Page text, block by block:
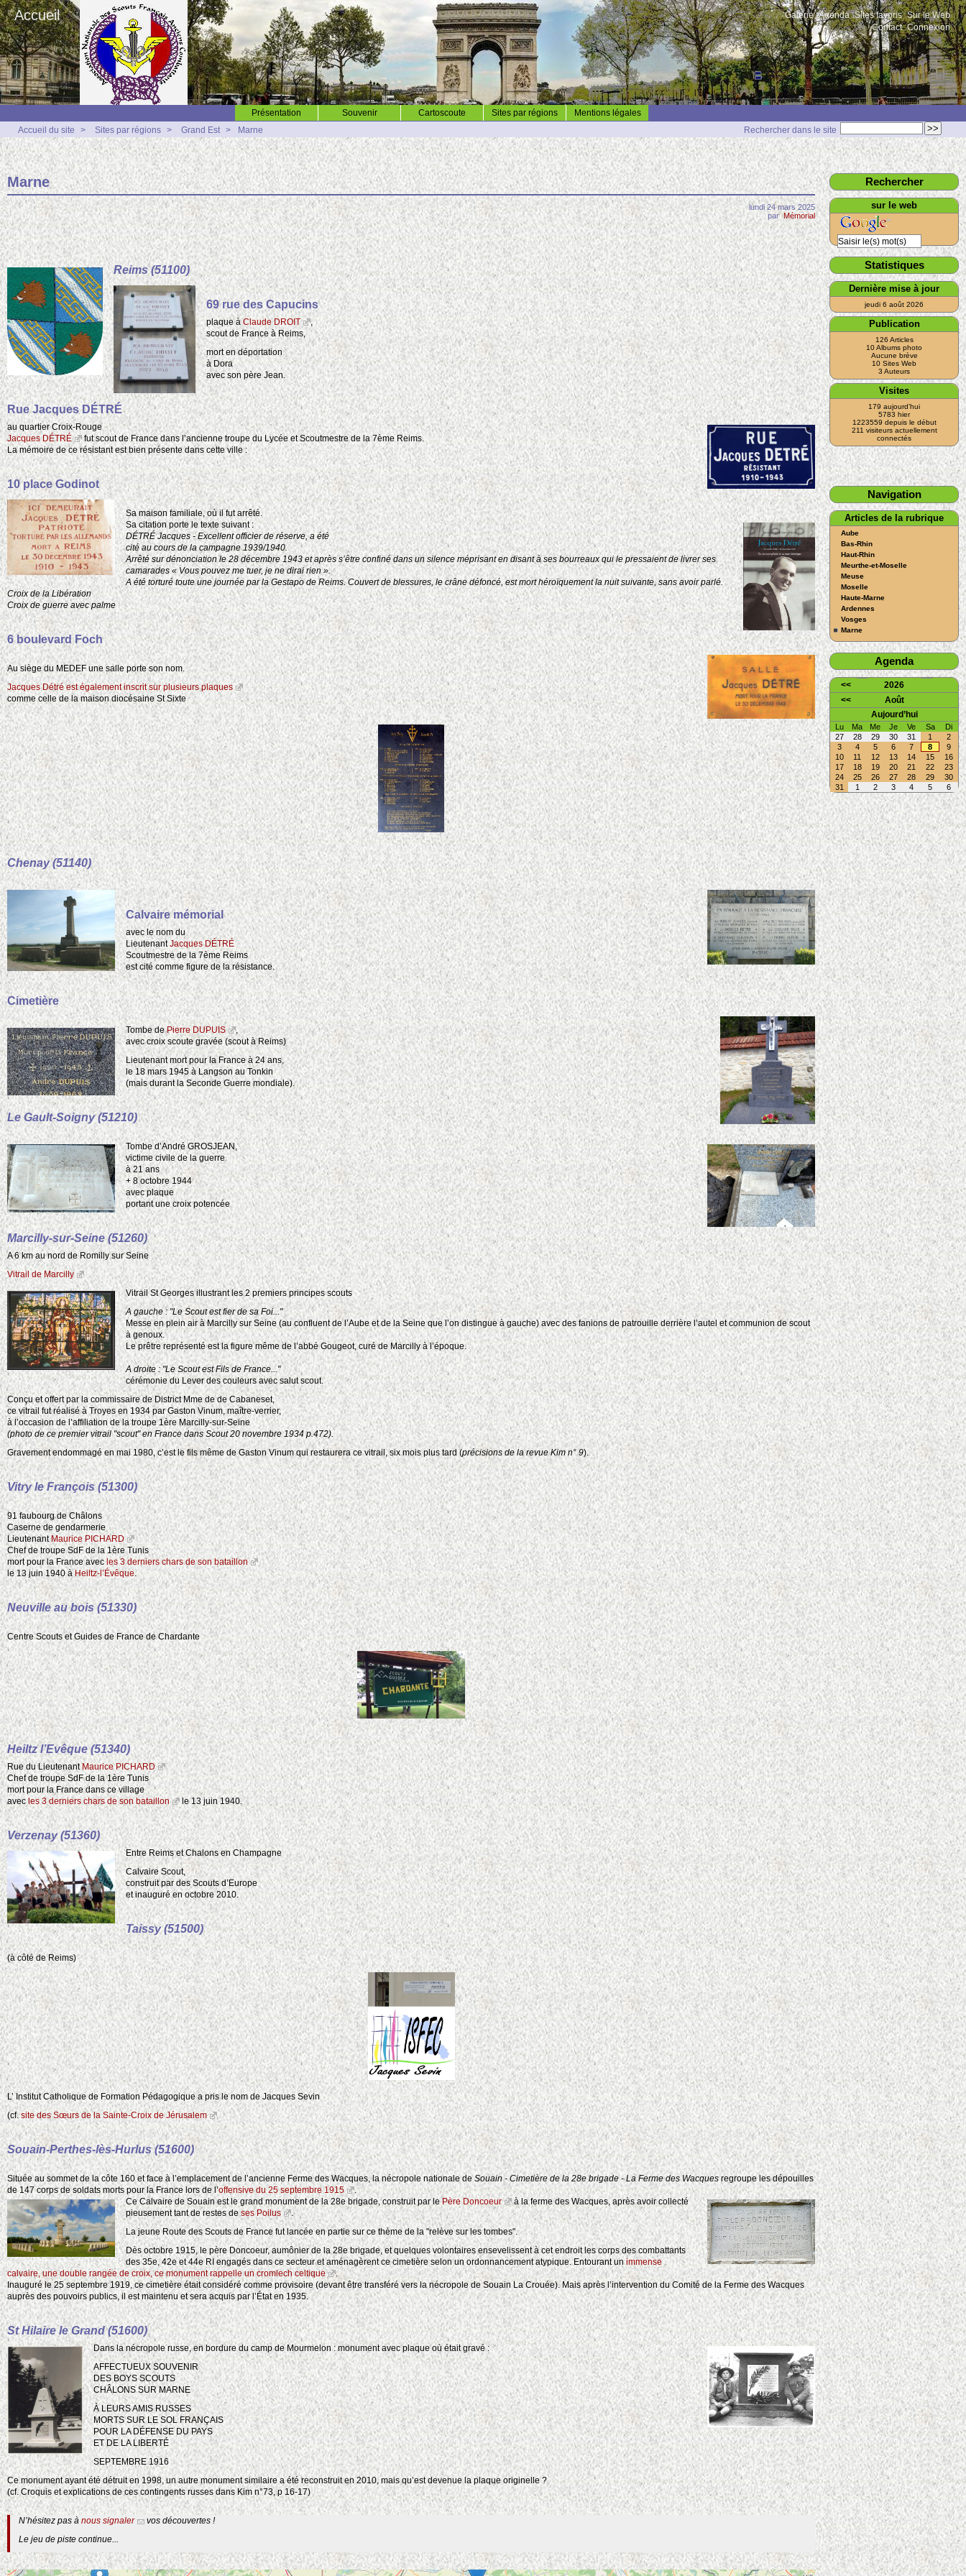
Galerie Agenda Sites favoris Sur le Web
Contact Connexion
Accueil
Présentation Souvenir Cartoscoute Sites par régions
Mentions légales
Rechercher dans le site
Accueil du site > Sites par régions > Grand Est > Marne
Marne
lundi 24 mars 2025
parMémorial
Reims (51100)
69 rue des Capucins
plaque à Claude DROIT
,
scout de France à Reims,
mort en déportation
à Dora
avec son père Jean.
Rue Jacques DÉTRÉ
au quartier Croix-Rouge
Jacques DÉTRÉ
fut scout de France dans l’ancienne troupe du Lycée et Scoutmestre de la 7ème Reims.
La mémoire de ce résistant est bien présente dans cette ville :
10 place Godinot
Sa maison familiale, où il fut arrêté.
Sa citation porte le texte suivant :
DÉTRÉ Jacques - Excellent officier de réserve, a été
cité au cours de la campagne 1939/1940.
Arrêté sur dénonciation le 28 décembre 1943 et après s’être confiné dans un silence méprisant en disant à ses bourreaux qui le pressaient de livrer ses
camarades « Vous pouvez me tuer, je ne dirai rien ».
A été torturé toute une journée par la Gestapo de Reims. Couvert de blessures, le crâne défoncé, est mort héroïquement la nuit suivante, sans avoir parlé.
Croix de la Libération
Croix de guerre avec palme
6 boulevard Foch
Au siège du MEDEF une salle porte son nom.
Jacques Détré est également inscrit sur plusieurs plaques
comme celle de la maison diocésaine St Sixte
Chenay (51140)
Calvaire mémorial
avec le nom du
LieutenantJacques DÉTRÉ
Scoutmestre de la 7ème Reims
est cité comme figure de la résistance.
Cimetière
Tombe dePierre DUPUIS
,
avec croix scoute gravée (scout à Reims)
Lieutenant mort pour la France à 24 ans,
le 18 mars 1945 à Langson au Tonkin
(mais durant la Seconde Guerre mondiale).
Le Gault-Soigny (51210)
Tombe d’André GROSJEAN,
victime civile de la guerre
à 21 ans
+ 8 octobre 1944
avec plaque
portant une croix potencée
Marcilly-sur-Seine (51260)
A 6 km au nord de Romilly sur Seine
Vitrail de Marcilly
Vitrail St Georges illustrant les 2 premiers principes scouts
A gauche : "Le Scout est fier de sa Foi..."
Messe en plein air à Marcilly sur Seine (au confluent de l’Aube et de la Seine que l’on distingue à gauche) avec des fanions de patrouille derrière l’autel et communion de scout
à genoux.
Le prêtre représenté est la figure même de l’abbé Gougeot, curé de Marcilly à l’époque.
A droite : "Le Scout est Fils de France..."
cérémonie du Lever des couleurs avec salut scout.
Conçu et offert par la commissaire de District Mme de de Cabaneset,
ce vitrail fut réalisé à Troyes en 1934 par Gaston Vinum, maître-verrier,
à l’occasion de l’affiliation de la troupe 1ère Marcilly-sur-Seine
(photo de ce premier vitrail "scout" en France dans Scout 20 novembre 1934 p.472).
Gravement endommagé en mai 1980, c’est le fils même de Gaston Vinum qui restaurera ce vitrail, six mois plus tard (précisions de la revue Kim n° 9).
Vitry le François (51300)
91 faubourg de Châlons
Caserne de gendarmerie
Lieutenant Maurice PICHARD
Chef de troupe SdF de la 1ère Tunis
mort pour la France avec les 3 derniers chars de son bataillon
le 13 juin 1940 àHeiltz-l’Évêque.
Neuville au bois (51330)
Centre Scouts et Guides de France de Chardante
Heiltz l’Evêque (51340)
Rue du LieutenantMaurice PICHARD
Chef de troupe SdF de la 1ère Tunis
mort pour la France dans ce village
avecles 3 derniers chars de son bataillon le 13 juin 1940.
Verzenay (51360)
Entre Reims et Chalons en Champagne
Calvaire Scout,
construit par des Scouts d’Europe
et inauguré en octobre 2010.
Taissy (51500)
(à côté de Reims)
L’ Institut Catholique de Formation Pédagogique a pris le nom de Jacques Sevin
(cf.site des Sœurs de la Sainte-Croix de Jérusalem
Souain-Perthes-lès-Hurlus (51600)
Située au sommet de la côte 160 et face à l’emplacement de l’ancienne Ferme des Wacques, la nécropole nationale de Souain - Cimetière de la 28e brigade - La Ferme des Wacquesregroupe les dépouilles
de 147 corps de soldats morts pour la France lors de l’offensive du 25 septembre 1915
.
Ce Calvaire de Souain est le grand monument de la 28e brigade, construit par lePère Doncoeur
à la ferme des Wacques, après avoir collecté
pieusement tant de restes deses Poilus
.
La jeune Route des Scouts de France fut lancée en partie sur ce thème de la "relève sur les tombes".
Dès octobre 1915, le père Doncoeur, aumônier de la 28e brigade, et quelques volontaires ensevelissent à cet endroit les corps des combattants
des 35e, 42e et 44e RI engagés dans ce secteur et aménagèrent ce cimetière selon un ordonnancement atypique. Entourant unimmense
calvaire, une double rangée de croix, ce monument rappelle un cromlech celtique
.
Inauguré le 25 septembre 1919, ce cimetière était considéré comme provisoire (devant être transféré vers la nécropole de Souain La Crouée). Mais après l’intervention du Comité de la Ferme des Wacques
auprès des pouvoirs publics, il est maintenu et sera acquis par l’État en 1935.
St Hilaire le Grand (51600)
Dans la nécropole russe, en bordure du camp de Mourmelon : monument avec plaque où était gravé :
AFFECTUEUX SOUVENIR
DES BOYS SCOUTS
CHÂLONS SUR MARNE
À LEURS AMIS RUSSES
MORTS SUR LE SOL FRANÇAIS
POUR LA DÉFENSE DU PAYS
ET DE LA LIBERTÉ
SEPTEMBRE 1916
Ce monument ayant été détruit en 1998, un autre monument similaire a été reconstruit en 2010, mais qu’est devenue la plaque originelle ?
(cf. Croquis et explications de ces contingents russes dans Kim n°73, p 16-17)
N’hésitez pas à nous signaler
vos découvertes !
Le jeu de piste continue...
2
3
3
2
2
2
2
2
2
Rechercher
sur le web
Statistiques
Dernière mise à jour
jeudi 6 août 2026
Publication
126 Articles
10 Albums photo
Aucune brève
10 Sites Web
3 Auteurs
Visites
179 aujourd’hui
5783 hier
1223559 depuis le début
211 visiteurs actuellement
connectés
Navigation
Articles de la rubrique
Aube
Bas-Rhin
Haut-Rhin
Meurthe-et-Moselle
Meuse
Moselle
Haute-Marne
Ardennes
Vosges
Marne
Agenda
<<
2026
<<
Août
Aujourd’hui
Lu Ma Me Je Ve Sa
Di
27
28 29 30 31 1
2
3
4 5 6 7 8
9
10
11 12 13 14 15
16
17
18 19 20 21 22
23
24
25 26 27 28 29
30
31
1 2 3 4 5 6